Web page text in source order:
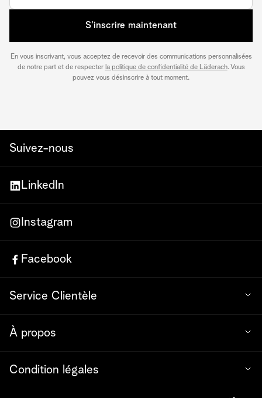
S’inscrire maintenant
En vous inscrivant, vous acceptez de recevoir des communications personnalisées
de notre part et de respecter la politique de confidentialité de Läderach. Vous
pouvez vous désinscrire à tout moment.
Suivez-nous
LinkedIn
Instagram
Facebook
Service Clientèle
À propos
Condition légales